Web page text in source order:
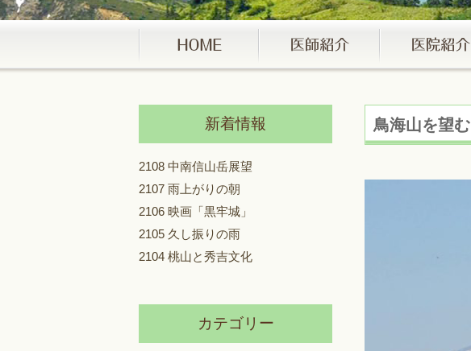
鳥海山を望む
新着情報
2108 中南信山岳展望
2107 雨上がりの朝
2106 映画「黒牢城」
2105 久し振りの雨
2104 桃山と秀吉文化
カテゴリー